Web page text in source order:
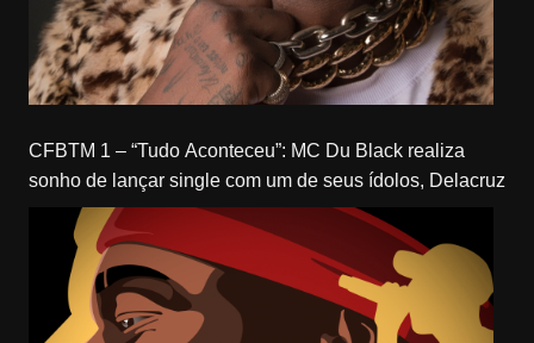
CFBTM 1 – “Tudo Aconteceu”: MC Du Black realiza
sonho de lançar single com um de seus ídolos, Delacruz